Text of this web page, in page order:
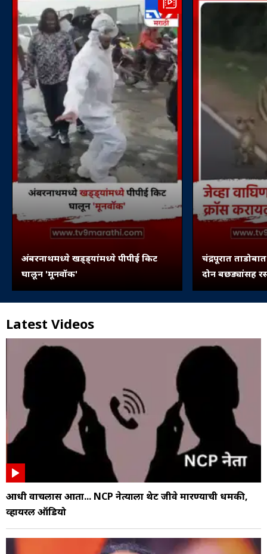
अंबरनाथमध्ये खड्ड्यांमध्ये पीपीई किट
घालून 'मूनवॉक'
चंद्रपूरात
दोन बछड्यांसह
Latest Videos
आधी वाचलास आता... NCP नेत्याला थेट जीवे मारण्याची धमकी,
व्हायरल ऑडियो